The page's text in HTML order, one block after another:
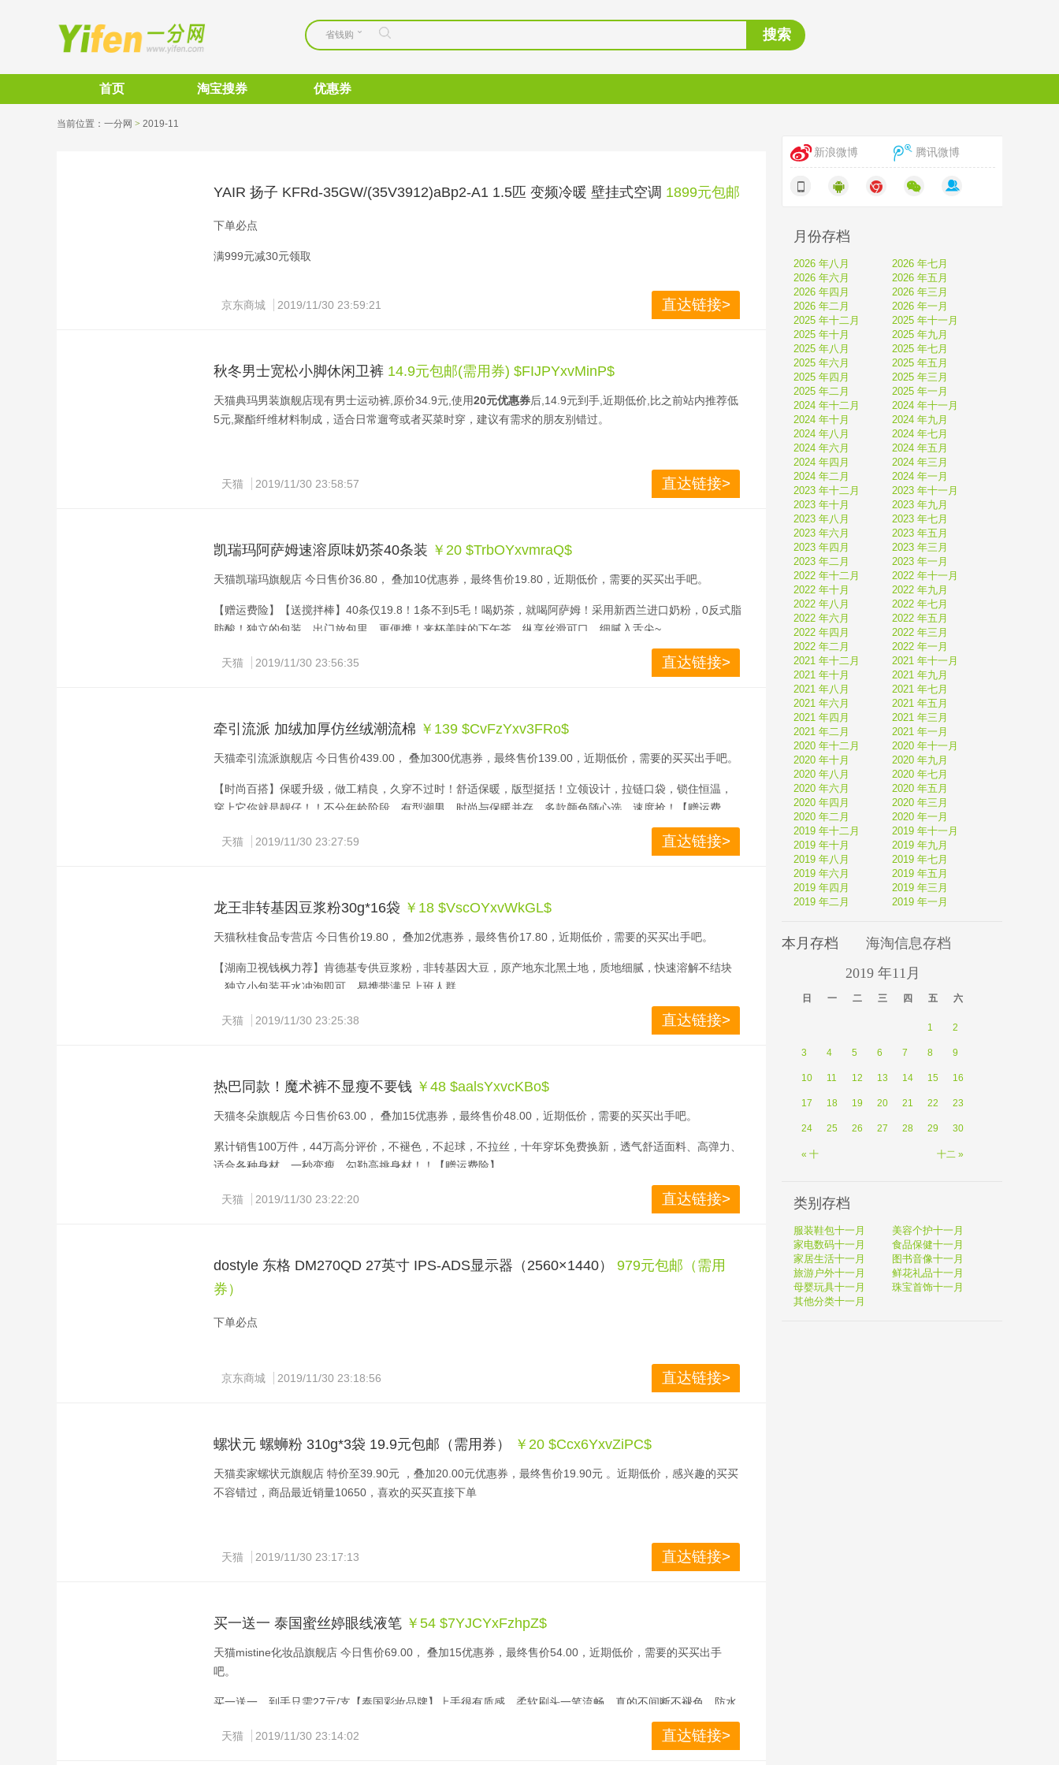
省钱购 搜索
首页 淘宝搜券 优惠券
当前位置： 一分网 > 2019-11
YAIR 扬子 KFRd-35GW/(35V3912)aBp2-A1 1.5匹 变频冷暖 壁挂式空调 1899元包邮
下单必点
满999元减30元领取
这款KFRd-35GW/(35V3912)aBp2-A1壁挂式空调，属于维纳斯系列产品。整机采用全直流变频技术，其中日
果。达到了国标一级能效认证，变频APF能效比为4.73。加长双层导风板，最高风量为700m³/h。支持一键除
湿，自动清洁功能。内置wifi智能模块，手机可随时对地操控空调工作。最低工作噪音仅为18分贝，不会打扰
用户的夜间休息。
1匹变频壁挂，1级能效，4.73高能效比，四重降噪低至16.5分贝。
立提供的直流变频稀土压缩机，配有电子膨胀阀。外观采用了一体化机身设计，隐藏式LED屏显示。R410a
过渡冷媒。配有单独电源管理芯片，ECO模式下运行，智能化控制空调工作，合理分配功率，达到省电的效
果。达到了国标一级能效认证，变频APF能效比为4.73。加长双层导风板，最高风量为700m³/h。支持一键除
湿，自动清洁功能。内置wifi智能模块，手机可随时对地操控空调工作。最低工作噪音仅为18分贝，不会打扰
京东商城 2019/11/30 23:59:21 直达链接>
秋冬男士宽松小脚休闲卫裤 14.9元包邮(需用券) $FIJPYxvMinP$
天猫典玛男装旗舰店现有男士运动裤,原价34.9元,使用20元优惠券后,14.9元到手,近期低价,比之前站内推荐低
5元,聚酯纤维材料制成，适合日常遛弯或者买菜时穿，建议有需求的朋友别错过。
天猫 2019/11/30 23:58:57 直达链接>
凯瑞玛阿萨姆速溶原味奶茶40条装 ￥20 $TrbOYxvmraQ$
天猫凯瑞玛旗舰店 今日售价36.80， 叠加10优惠券，最终售价19.80，近期低价，需要的买买出手吧。
【赠运费险】【送搅拌棒】40条仅19.8！1条不到5毛！喝奶茶，就喝阿萨姆！采用新西兰进口奶粉，0反式脂
肪酸！独立的包装，出门放包里，更便携！来杯美味的下午茶，纵享丝滑可口，细腻入舌尖~
天猫 2019/11/30 23:56:35 直达链接>
牵引流派 加绒加厚仿丝绒潮流棉 ￥139 $CvFzYxv3FRo$
天猫牵引流派旗舰店 今日售价439.00， 叠加300优惠券，最终售价139.00，近期低价，需要的买买出手吧。
【时尚百搭】保暖升级，做工精良，久穿不过时！舒适保暖，版型挺括！立领设计，拉链口袋，锁住恒温，
穿上它你就是靓仔！！不分年龄阶段，有型潮男，时尚与保暖并存，多款颜色随心选，速度抢！【赠运费
天猫
2019/11/30 23:27:59 直达链接>
龙王非转基因豆浆粉30g*16袋 ￥18 $VscOYxvWkGL$
天猫秋桂食品专营店 今日售价19.80， 叠加2优惠券，最终售价17.80，近期低价，需要的买买出手吧。
【湖南卫视钱枫力荐】肯德基专供豆浆粉，非转基因大豆，原产地东北黑土地，质地细腻，快速溶解不结块
，独立小包装开水冲泡即可，易携带满足上班人群
天猫 2019/11/30 23:25:38 直达链接>
热巴同款！魔术裤不显瘦不要钱 ￥48 $aalsYxvcKBo$
天猫冬朵旗舰店 今日售价63.00， 叠加15优惠券，最终售价48.00，近期低价，需要的买买出手吧。
累计销售100万件，44万高分评价，不褪色，不起球，不拉丝，十年穿坏免费换新，透气舒适面料、高弹力、
适合各种身材、一秒变瘦、勾勒高挑身材！！【赠运费险】
天猫 2019/11/30 23:22:20 直达链接>
dostyle 东格 DM270QD 27英寸 IPS-ADS显示器（2560×1440）
979元包邮（需用
券）
下单必点
ADS-IPS广视角显示屏，10bit原生面板，拥有178°的可视角度。
了散热的工作，全金属的支架和底座设计让整机更为沉稳，而且还支持多角度的调节，满足不同消费者的实
际需求，在拥有上述功能性的基础上，整个显示器的重量保持在了4.2kg这样一个水平上，可以说表现不错。
dostyle DM270QD采用了一块27英寸ADS-IPS广视角显示屏，10bit原生面板，拥有178°的可视角度，分辨率
亿色彩，画面表现得更逼真。dostyle DM270QD在接口方面也有丰富的设置，HDMI、DVI、DP以及耳机输出
京东商城 2019/11/30 23:18:56 直达链接>
螺状元 螺蛳粉 310g*3袋 19.9元包邮（需用券） ￥20 $Ccx6YxvZiPC$
天猫卖家螺状元旗舰店 特价至39.90元 ，叠加20.00元优惠券，最终售价19.90元 。近期低价，感兴趣的买买
不容错过，商品最近销量10650，喜欢的买买直接下单
天猫 2019/11/30 23:17:13 直达链接>
买一送一 泰国蜜丝婷眼线液笔 ￥54 $7YJCYxFzhpZ$
天猫mistine化妆品旗舰店 今日售价69.00， 叠加15优惠券，最终售价54.00，近期低价，需要的买买出手
吧。
买一送一，到手只需27元/支【泰国彩妆品牌】上手很有质感，柔软刷头一笔流畅，真的不间断不褪色，防水
天猫
2019/11/30 23:14:02 直达链接>
新浪微博 腾讯微博
月份存档
2026 年八月
2026 年七月
2026 年六月
2026 年五月
2026 年四月
2026 年三月
2026 年二月
2026 年一月
2025 年十二月
2025 年十一月
2025 年十月
2025 年九月
2025 年八月
2025 年七月
2025 年六月
2025 年五月
2025 年四月
2025 年三月
2025 年二月
2025 年一月
2024 年十二月
2024 年十一月
2024 年十月
2024 年九月
2024 年八月
2024 年七月
2024 年六月
2024 年五月
2024 年四月
2024 年三月
2024 年二月
2024 年一月
2023 年十二月
2023 年十一月
2023 年十月
2023 年九月
2023 年八月
2023 年七月
2023 年六月
2023 年五月
2023 年四月
2023 年三月
2023 年二月
2023 年一月
2022 年十二月
2022 年十一月
2022 年十月
2022 年九月
2022 年八月
2022 年七月
2022 年六月
2022 年五月
2022 年四月
2022 年三月
2022 年二月
2022 年一月
2021 年十二月
2021 年十一月
2021 年十月
2021 年九月
2021 年八月
2021 年七月
2021 年六月
2021 年五月
2021 年四月
2021 年三月
2021 年二月
2021 年一月
2020 年十二月
2020 年十一月
2020 年十月
2020 年九月
2020 年八月
2020 年七月
2020 年六月
2020 年五月
2020 年四月
2020 年三月
2020 年二月
2020 年一月
2019 年十二月
2019 年十一月
2019 年十月
2019 年九月
2019 年八月
2019 年七月
2019 年六月
2019 年五月
2019 年四月
2019 年三月
2019 年二月
2019 年一月
本月存档
海淘信息存档
2019 年11月
日 一 二 三 四 五 六
« 十 十二 »
1 2
3 4 5 6 7 8 9
10 11 12 13 14 15 16
17 18 19 20 21 22 23
24 25 26 27 28 29 30
类别存档
服装鞋包十一月
美容个护十一月
家电数码十一月
食品保健十一月
家居生活十一月
图书音像十一月
旅游户外十一月
鲜花礼品十一月
母婴玩具十一月
珠宝首饰十一月
其他分类十一月